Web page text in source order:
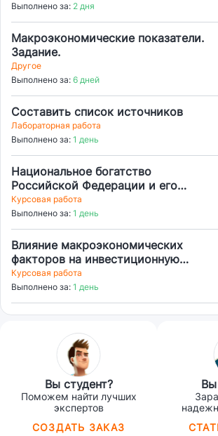
Выполнено за: 2 дня
Макроэкономические показатели.
Задание.
Другое
Выполнено за: 6 дней
Составить список источников
Лабораторная работа
Выполнено за: 1 день
Национальное богатство
Российской Федерации и его
структура
Курсовая работа
Выполнено за: 1 день
Влияние макроэкономических
факторов на инвестиционную
привлекательность страны
Курсовая работа
Выполнено за: 1 день
Вы студент?
Поможем найти лучших
экспертов
СОЗДАТЬ ЗАКАЗ
Вы